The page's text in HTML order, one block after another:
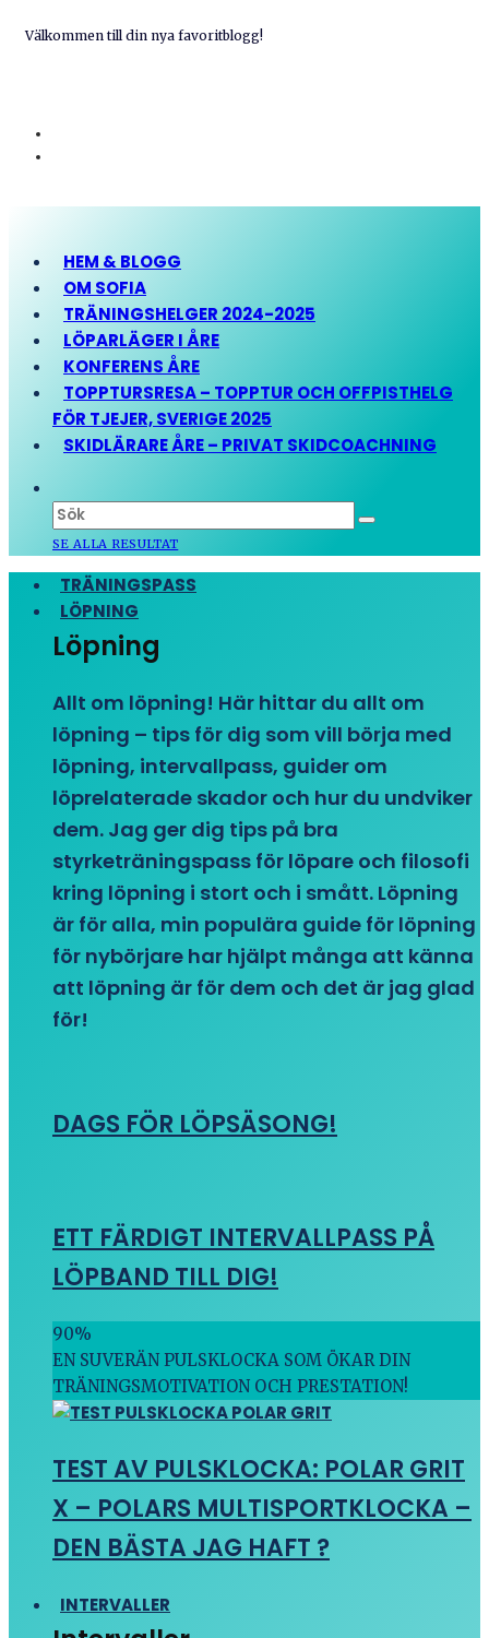
Välkommen till din nya favoritblogg!
HEM & BLOGG
OM SOFIA
TRÄNINGSHELGER 2024-2025
LÖPARLÄGER I ÅRE
KONFERENS ÅRE
TOPPTURSRESA – TOPPTUR OCH OFFPISTHELG
FÖR TJEJER, SVERIGE 2025
SKIDLÄRARE ÅRE – PRIVAT SKIDCOACHNING
SE ALLA RESULTAT
TRÄNINGSPASS
LÖPNING
Löpning
Allt om löpning! Här hittar du allt om
löpning – tips för dig som vill börja med
löpning, intervallpass, guider om
löprelaterade skador och hur du undviker
dem. Jag ger dig tips på bra
styrketräningspass för löpare och filosofi
kring löpning i stort och i smått. Löpning
är för alla, min populära guide för löpning
för nybörjare har hjälpt många att känna
att löpning är för dem och det är jag glad
för!
DAGS FÖR LÖPSÄSONG!
ETT FÄRDIGT INTERVALLPASS PÅ
LÖPBAND TILL DIG!
90%
EN SUVERÄN PULSKLOCKA SOM ÖKAR DIN
TRÄNINGSMOTIVATION OCH PRESTATION!
TEST AV PULSKLOCKA: POLAR GRIT
X – POLARS MULTISPORTKLOCKA –
DEN BÄSTA JAG HAFT ?
INTERVALLER